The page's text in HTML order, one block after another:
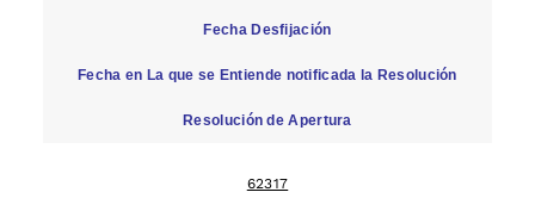
Fecha Desfijación
Fecha en La que se Entiende notificada la Resolución
Resolución de Apertura
62317